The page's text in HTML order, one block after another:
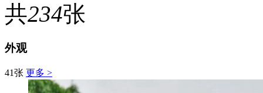
共234张
外观
41张 更多 >